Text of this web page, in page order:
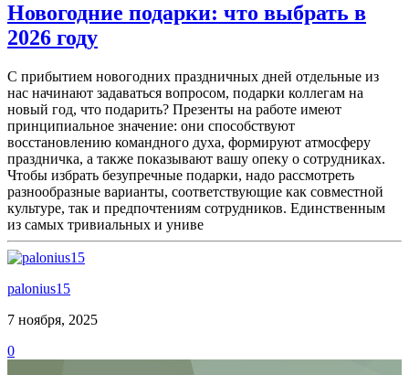
Новогодние подарки: что выбрать в
2026 году
С прибытием новогодних праздничных дней отдельные из
нас начинают задаваться вопросом, подарки коллегам на
новый год, что подарить? Презенты на работе имеют
принципиальное значение: они способствуют
восстановлению командного духа, формируют атмосферу
праздничка, а также показывают вашу опеку о сотрудниках.
Чтобы избрать безупречные подарки, надо рассмотреть
разнообразные варианты, соответствующие как совместной
культуре, так и предпочтениям сотрудников. Единственным
из самых тривиальных и униве
palonius15
7 ноября, 2025
0